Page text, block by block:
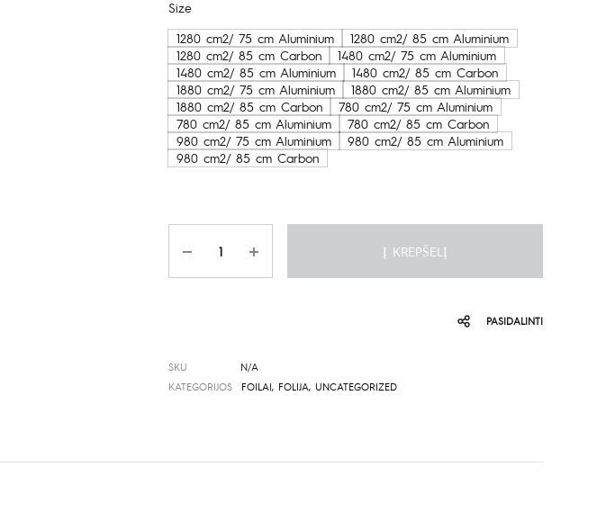
1,049.00€
through
1,669.00€
Size
1280 cm2/ 75 cm Aluminium
1280 cm2/ 85 cm Aluminium
1280 cm2/ 85 cm Carbon
1480 cm2/ 75 cm Aluminium
1480 cm2/ 85 cm Aluminium
1480 cm2/ 85 cm Carbon
1880 cm2/ 75 cm Aluminium
1880 cm2/ 85 cm Aluminium
1880 cm2/ 85 cm Carbon
780 cm2/ 75 cm Aluminium
780 cm2/ 85 cm Aluminium
780 cm2/ 85 cm Carbon
980 cm2/ 75 cm Aluminium
980 cm2/ 85 cm Aluminium
980 cm2/ 85 cm Carbon
Į KREPŠELĮ
PASIDALINTI
SKU
N/A
KATEGORIJOS
FOILAI, FOLIJA, UNCATEGORIZED